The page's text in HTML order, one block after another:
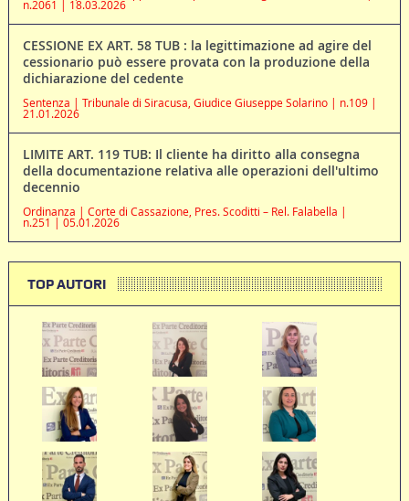
n.2061 | 18.03.2026
CESSIONE EX ART. 58 TUB : la legittimazione ad agire del
cessionario può essere provata con la produzione della
dichiarazione del cedente
Sentenza | Tribunale di Siracusa, Giudice Giuseppe Solarino | n.109 |
21.01.2026
LIMITE ART. 119 TUB: Il cliente ha diritto alla consegna
della documentazione relativa alle operazioni dell'ultimo
decennio
Ordinanza | Corte di Cassazione, Pres. Scoditti – Rel. Falabella |
n.251 | 05.01.2026
TOP AUTORI